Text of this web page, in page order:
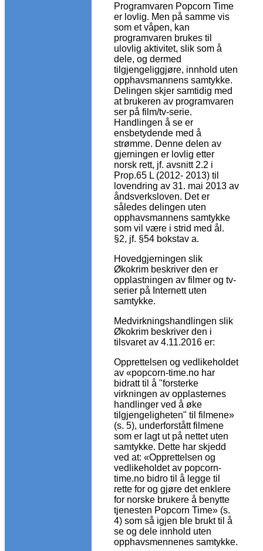
Programvaren Popcorn Time
er lovlig. Men på samme vis
som et våpen, kan
programvaren brukes til
ulovlig aktivitet, slik som å
dele, og dermed
tilgjengeliggjøre, innhold uten
opphavsmannens samtykke.
Delingen skjer samtidig med
at brukeren av programvaren
ser på film/tv-serie.
Handlingen å se er
ensbetydende med å
strømme. Denne delen av
gjerningen er lovlig etter
norsk rett, jf. avsnitt 2.2 i
Prop.65 L (2012- 2013) til
lovendring av 31. mai 2013 av
åndsverksloven. Det er
således delingen uten
opphavsmannens samtykke
som vil være i strid med ål.
§2, jf. §54 bokstav a.
Hovedgjerningen slik
Økokrim beskriver den er
opplastningen av filmer og tv-
serier på Internett uten
samtykke.
Medvirkningshandlingen slik
Økokrim beskriver den i
tilsvaret av 4.11.2016 er:
Opprettelsen og vedlikeholdet
av «popcorn-time.no har
bidratt til å "forsterke
virkningen av opplasternes
handlinger ved å øke
tilgjengeligheten" til filmene»
(s. 5), underforstått filmene
som er lagt ut på nettet uten
samtykke. Dette har skjedd
ved at: «Opprettelsen og
vedlikeholdet av popcorn-
time.no bidro til å legge til
rette for og gjøre det enklere
for norske brukere å benytte
tjenesten Popcorn Time» (s.
4) som så igjen ble brukt til å
se og dele innhold uten
opphavsmennenes samtykke.